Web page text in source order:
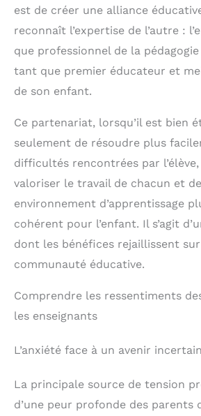
est de créer une alliance
reconnaît l’expertise de l’autre :
que professionnel de la
tant que premier éducateur et
de son enfant.
Ce partenariat, lorsqu’il est bien
seulement de résoudre plus
difficultés rencontrées par
valoriser le travail de chacun et
environnement d’apprentissage
cohérent pour l’enfant. Il s’agit
dont les bénéfices rejaillissent
communauté éducative.
Comprendre les ressentiments
les enseignants
L’anxiété face à un avenir incertain
La principale source de tension
d’une peur profonde des parents